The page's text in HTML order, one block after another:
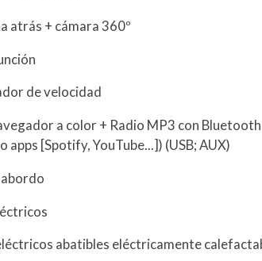
atrás + cámara 360º
de velocidad
a color + Radio MP3 con
apps [Spotify, YouTube...]) (USB; AUX)
abatibles eléctricamente